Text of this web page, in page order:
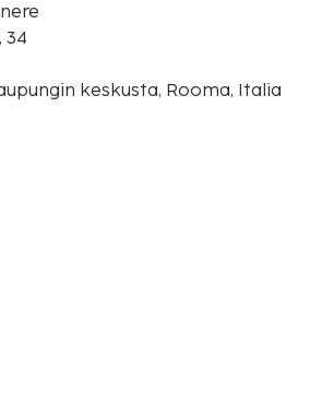
34
keskusta, Rooma, Italia